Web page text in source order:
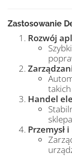
Zastosowanie
Rozwój
Handel
Przemysł i